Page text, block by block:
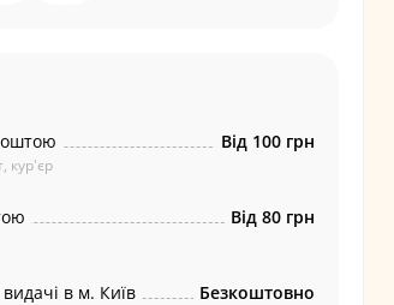
кур'єр
Від 100 грн
Від 80 грн
в м. Київ Безкоштовно